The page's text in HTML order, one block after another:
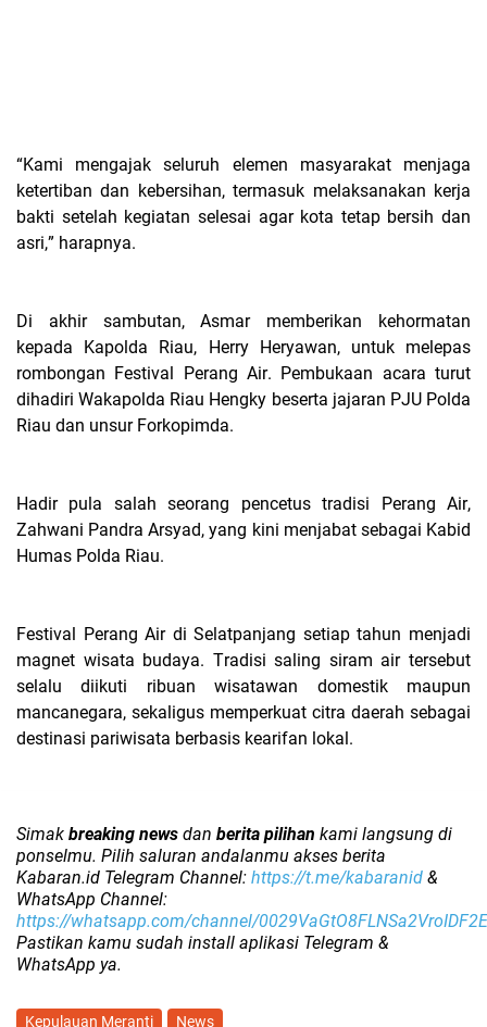
“Kami mengajak seluruh elemen masyarakat menjaga
ketertiban dan kebersihan, termasuk melaksanakan kerja
bakti setelah kegiatan selesai agar kota tetap bersih dan
asri,” harapnya.
Di akhir sambutan, Asmar memberikan kehormatan
kepada Kapolda Riau, Herry Heryawan, untuk melepas
rombongan Festival Perang Air. Pembukaan acara turut
dihadiri Wakapolda Riau Hengky beserta jajaran PJU Polda
Riau dan unsur Forkopimda.
Hadir pula salah seorang pencetus tradisi Perang Air,
Zahwani Pandra Arsyad, yang kini menjabat sebagai Kabid
Humas Polda Riau.
Festival Perang Air di Selatpanjang setiap tahun menjadi
magnet wisata budaya. Tradisi saling siram air tersebut
selalu diikuti ribuan wisatawan domestik maupun
mancanegara, sekaligus memperkuat citra daerah sebagai
destinasi pariwisata berbasis kearifan lokal.
Simak breaking news dan berita pilihan kami langsung di
ponselmu. Pilih saluran andalanmu akses berita
Kabaran.id Telegram Channel: https://t.me/kabaranid &
WhatsApp Channel:
https://whatsapp.com/channel/0029VaGtO8FLNSa2VroIDF2E
Pastikan kamu sudah install aplikasi Telegram &
WhatsApp ya.
Kepulauan Meranti News